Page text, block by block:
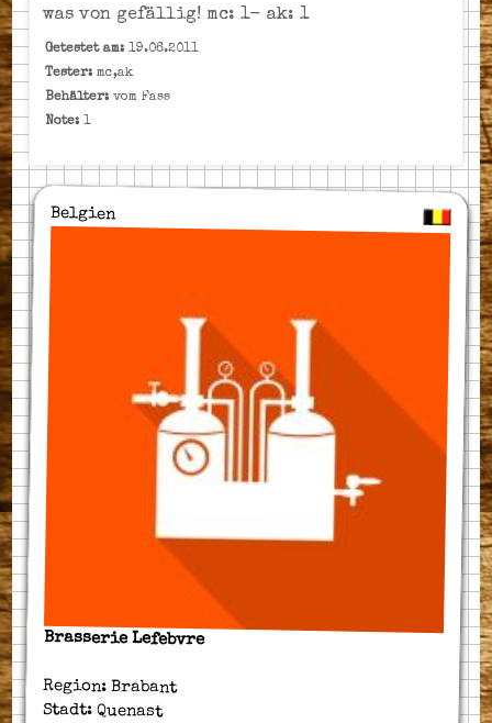
was von gefällig! mc: 1- ak: 1
Getestet am: 19.06.2011
Tester: mc,ak
Behälter: vom Fass
Note: 1
Belgien
Brasserie Lefebvre
Region: Brabant
Stadt: Quenast